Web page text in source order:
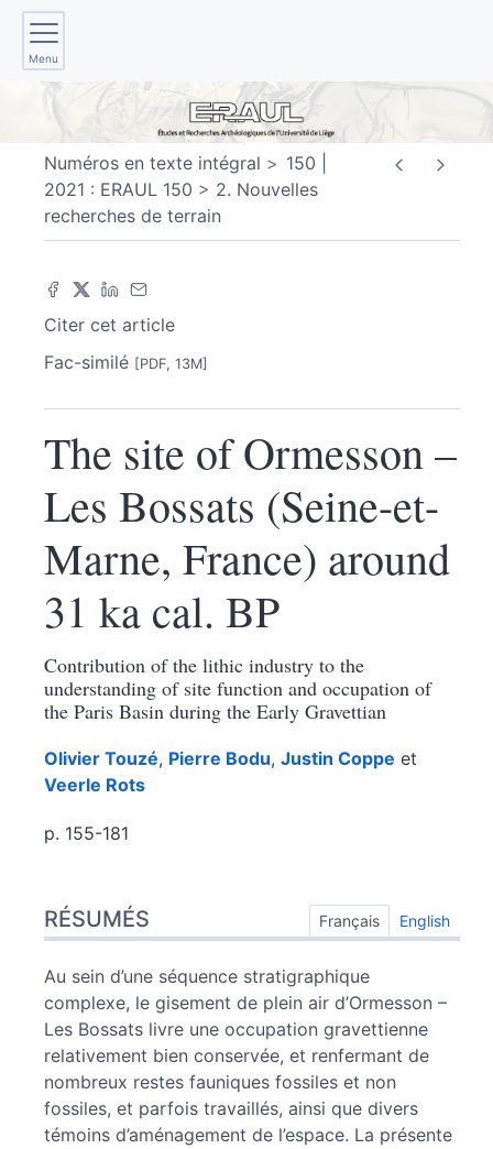
Menu
Numéros en texte intégral
150 |
2021 : ERAUL 150
2. Nouvelles
recherches de terrain
Citer cet article
Fac-similé [PDF, 13M]
The site of Ormesson –
Les Bossats (Seine-et-
Marne, France) around
31 ka cal. BP
Contribution of the lithic industry to the
understanding of site function and occupation of
the Paris Basin during the Early Gravettian
Olivier Touzé, Pierre Bodu, Justin Coppe et
Veerle Rots
p. 155-181
Index
Texte
Citer cet article
Auteurs
RÉSUMÉS Français English
Au sein d’une séquence stratigraphique
complexe, le gisement de plein air d’Ormesson –
Les Bossats livre une occupation gravettienne
relativement bien conservée, et renfermant de
nombreux restes fauniques fossiles et non
fossiles, et parfois travaillés, ainsi que divers
témoins d’aménagement de l’espace. La présente